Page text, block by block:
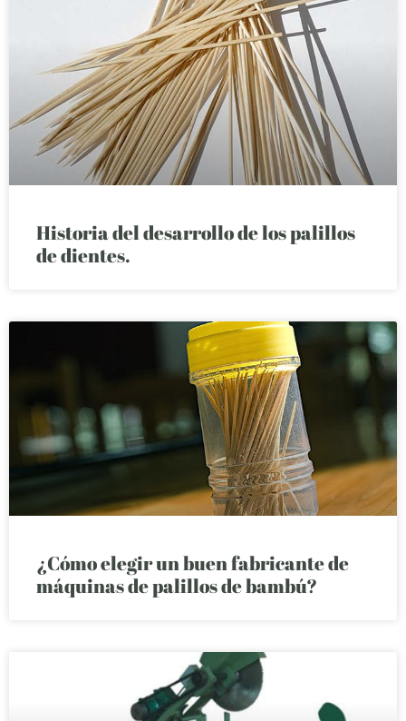
Historia del desarrollo de los palillos
de dientes.
¿Cómo elegir un buen fabricante de
máquinas de palillos de bambú?